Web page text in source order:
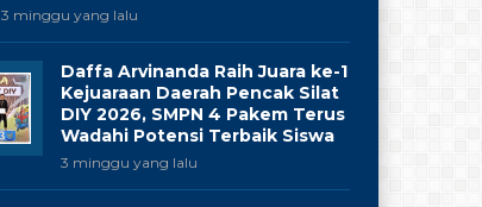
3 minggu yang lalu
Daffa Arvinanda Raih Juara ke-1
Kejuaraan Daerah Pencak Silat
DIY 2026, SMPN 4 Pakem Terus
Wadahi Potensi Terbaik Siswa
3 minggu yang lalu